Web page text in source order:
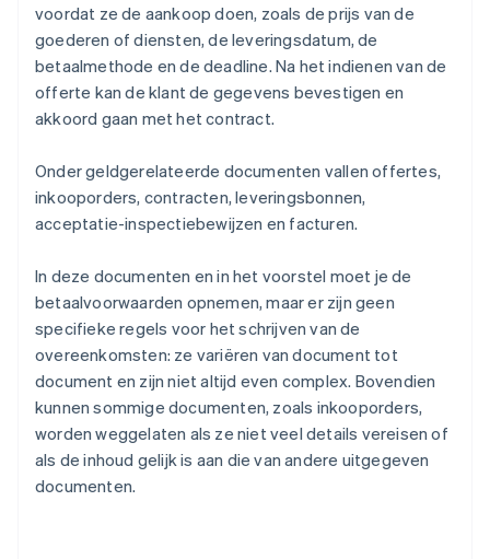
voordat ze de aankoop doen, zoals de prijs van de
goederen of diensten, de leveringsdatum, de
betaalmethode en de deadline. Na het indienen van de
offerte kan de klant de gegevens bevestigen en
akkoord gaan met het contract.
Onder geldgerelateerde documenten vallen offertes,
inkooporders, contracten, leveringsbonnen,
acceptatie-inspectiebewijzen en facturen.
In deze documenten en in het voorstel moet je de
betaalvoorwaarden opnemen, maar er zijn geen
specifieke regels voor het schrijven van de
overeenkomsten: ze variëren van document tot
document en zijn niet altijd even complex. Bovendien
kunnen sommige documenten, zoals inkooporders,
worden weggelaten als ze niet veel details vereisen of
als de inhoud gelijk is aan die van andere uitgegeven
documenten.